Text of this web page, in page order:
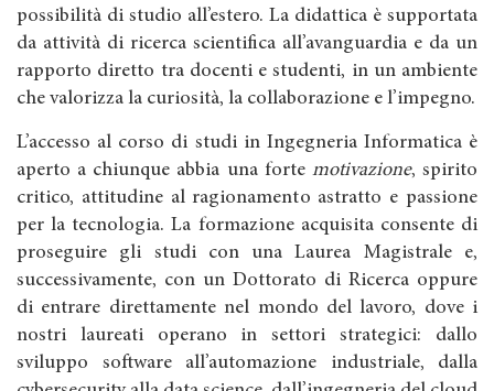
possibilità di studio all’estero. La didattica è supportata
da attività di ricerca scientifica all’avanguardia e da un
rapporto diretto tra docenti e studenti, in un ambiente
che valorizza la curiosità, la collaborazione e l’impegno.
L’accesso al corso di studi in Ingegneria Informatica è
aperto a chiunque abbia una forte motivazione, spirito
critico, attitudine al ragionamento astratto e passione
per la tecnologia. La formazione acquisita consente di
proseguire gli studi con una Laurea Magistrale e,
successivamente, con un Dottorato di Ricerca oppure
di entrare direttamente nel mondo del lavoro, dove i
nostri laureati operano in settori strategici: dallo
sviluppo software all’automazione industriale, dalla